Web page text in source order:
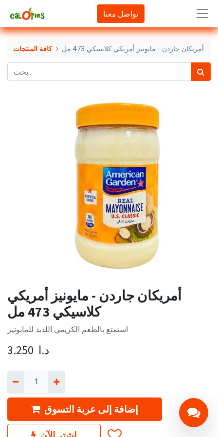
تواصل معنا
كافة المنتجات أمريكان جاردن - مايونيز أمريكي كلاسيكي 473 مل
أمريكان جاردن - مايونيز أمريكي
كلاسيكي 473 مل
استمتع بالطعم الكريمي اللذيذ للمايونيز
3.250 د.ا
إضافة إلى عربة التسوق